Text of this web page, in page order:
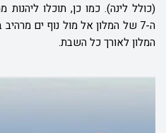
(כולל לינה). כמו כן, תוכלו
ה-7 של המלון אל מול נוף ים
המלון לאורך כל השבת.